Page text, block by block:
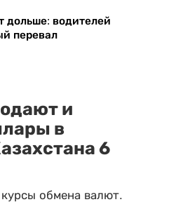
дольше: водителей
перевал
и
в
6
обмена валют.